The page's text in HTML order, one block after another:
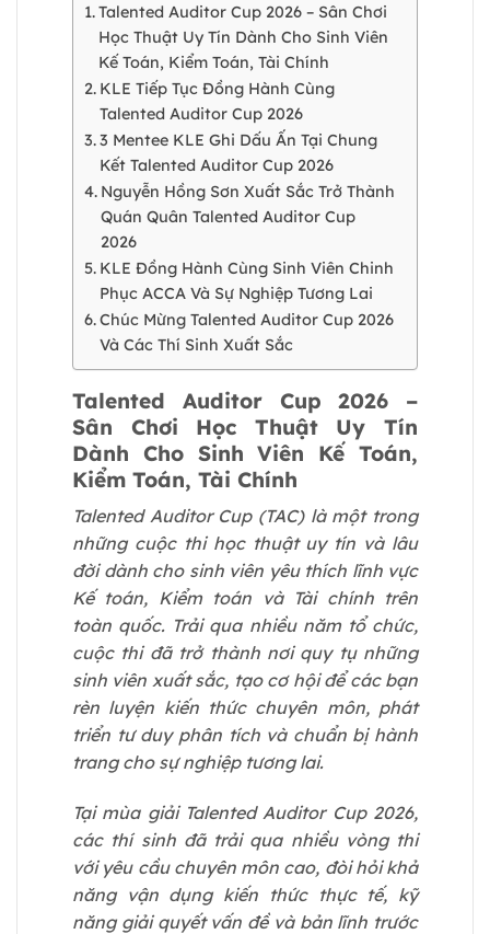
Talented Auditor Cup 2026 – Sân Chơi
Học Thuật Uy Tín Dành Cho Sinh Viên
Kế Toán, Kiểm Toán, Tài Chính
KLE Tiếp Tục Đồng Hành Cùng
Talented Auditor Cup 2026
3 Mentee KLE Ghi Dấu Ấn Tại Chung
Kết Talented Auditor Cup 2026
Nguyễn Hồng Sơn Xuất Sắc Trở Thành
Quán Quân Talented Auditor Cup
2026
KLE Đồng Hành Cùng Sinh Viên Chinh
Phục ACCA Và Sự Nghiệp Tương Lai
Chúc Mừng Talented Auditor Cup 2026
Và Các Thí Sinh Xuất Sắc
Talented Auditor Cup 2026 –
Sân Chơi Học Thuật Uy Tín
Dành Cho Sinh Viên Kế Toán,
Kiểm Toán, Tài Chính
Talented Auditor Cup (TAC) là một trong
những cuộc thi học thuật uy tín và lâu
đời dành cho sinh viên yêu thích lĩnh vực
Kế toán, Kiểm toán và Tài chính trên
toàn quốc. Trải qua nhiều năm tổ chức,
cuộc thi đã trở thành nơi quy tụ những
sinh viên xuất sắc, tạo cơ hội để các bạn
rèn luyện kiến thức chuyên môn, phát
triển tư duy phân tích và chuẩn bị hành
trang cho sự nghiệp tương lai.
Tại mùa giải Talented Auditor Cup 2026,
các thí sinh đã trải qua nhiều vòng thi
với yêu cầu chuyên môn cao, đòi hỏi khả
năng vận dụng kiến thức thực tế, kỹ
năng giải quyết vấn đề và bản lĩnh trước